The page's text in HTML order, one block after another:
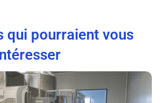
qui pourraient vous